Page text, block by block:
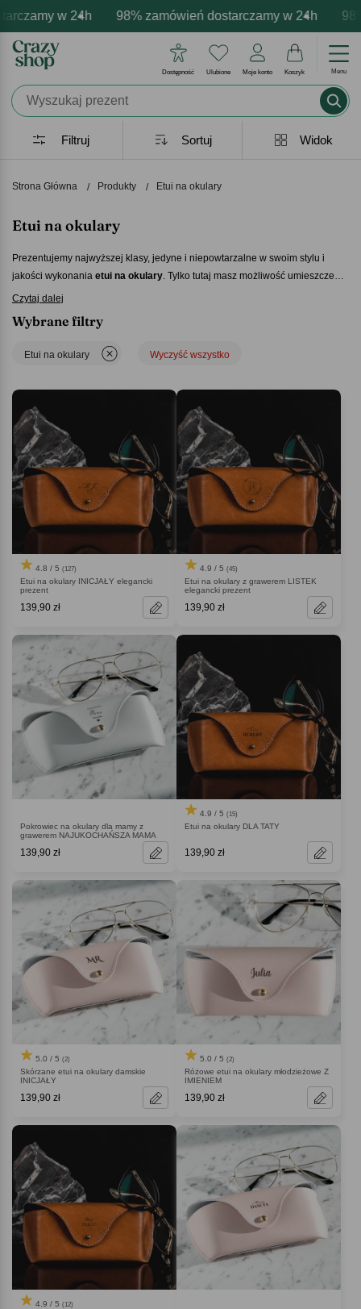
w 24h 98% zamówień dostarczamy w 24h 98%
produktów Profesjonalna i darmowa
- zawsze udane prezenty Prezentujemy
Dostępność Ulubione Moje konto Koszyk Menu
Strona Główna Produkty Etui na okulary
Etui na okulary
Prezentujemy najwyższej klasy, jedyne i niepowtarzalne w swoim stylu i
jakości wykonania etui na okulary. Tylko tutaj masz możliwość umieszczenia
pięknie wygrawerowanego na skórze imienia bądź inicjałów właściciela
prezent dla Ciebie bądź bliskiej osoby.
najwyższym wydaniu, która zaskoczy i wzruszy każdego.
Czytaj dalej
Filtruj Widok
Sortuj
Wybrane filtry
Etui na okulary Wyczyść wszystko
4.8 / 5 (127)
Etui na okulary INICJAŁY elegancki
prezent
139,90 zł
4.9 / 5 (45)
Etui na okulary z grawerem LISTEK
elegancki prezent
139,90 zł
Pokrowiec na okulary dla mamy z
grawerem NAJUKOCHAŃSZA MAMA
139,90 zł
4.9 / 5 (15)
Etui na okulary DLA TATY
139,90 zł
5.0 / 5 (2)
Skórzane etui na okulary damskie
INICJAŁY
139,90 zł
5.0 / 5 (2)
Różowe etui na okulary młodzieżowe Z
IMIENIEM
139,90 zł
4.9 / 5 (12)